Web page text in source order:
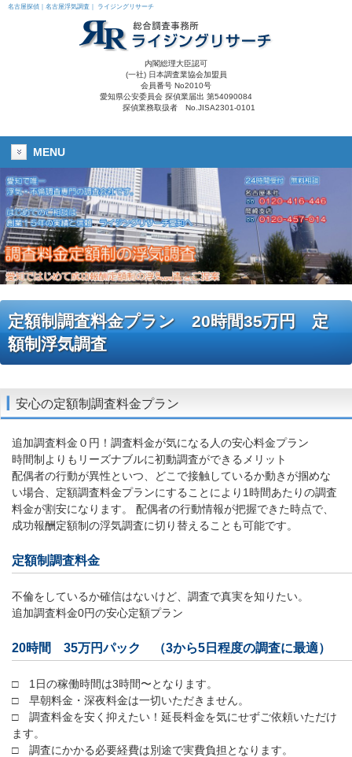
名古屋探偵｜名古屋浮気調査｜ ライジングリサーチ
内閣総理大臣認可
(一社) 日本調査業協会加盟員
会員番号 No2010号
愛知県公安委員会 探偵業届出 第54090084
探偵業務取扱者 No.JISA2301-0101
MENU
定額制調査料金プラン 20時間35万円 定
額制浮気調査
安心の定額制調査料金プラン
追加調査料金０円！調査料金が気になる人の安心料金プラン
時間制よりもリーズナブルに初動調査ができるメリット
配偶者の行動が異性といつ、どこで接触しているか動きが掴めな
い場合、定額調査料金プランにすることにより1時間あたりの調査
料金が割安になります。 配偶者の行動情報が把握できた時点で、
成功報酬定額制の浮気調査に切り替えることも可能です。
定額制調査料金
不倫をしているか確信はないけど、調査で真実を知りたい。
追加調査料金0円の安心定額プラン
20時間 35万円パック （3から5日程度の調査に最適）
□ 1日の稼働時間は3時間〜となります。
□ 早朝料金・深夜料金は一切いただきません。
□ 調査料金を安く抑えたい！延長料金を気にせずご依頼いただけ
ます。
□ 調査にかかる必要経費は別途で実費負担となります。